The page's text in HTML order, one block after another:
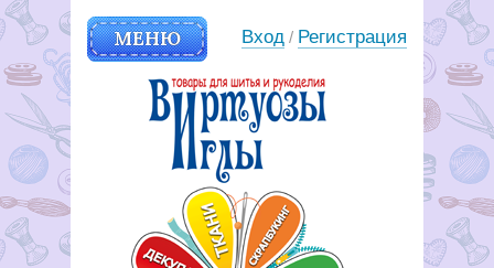
МЕНЮ Вход / Регистрация